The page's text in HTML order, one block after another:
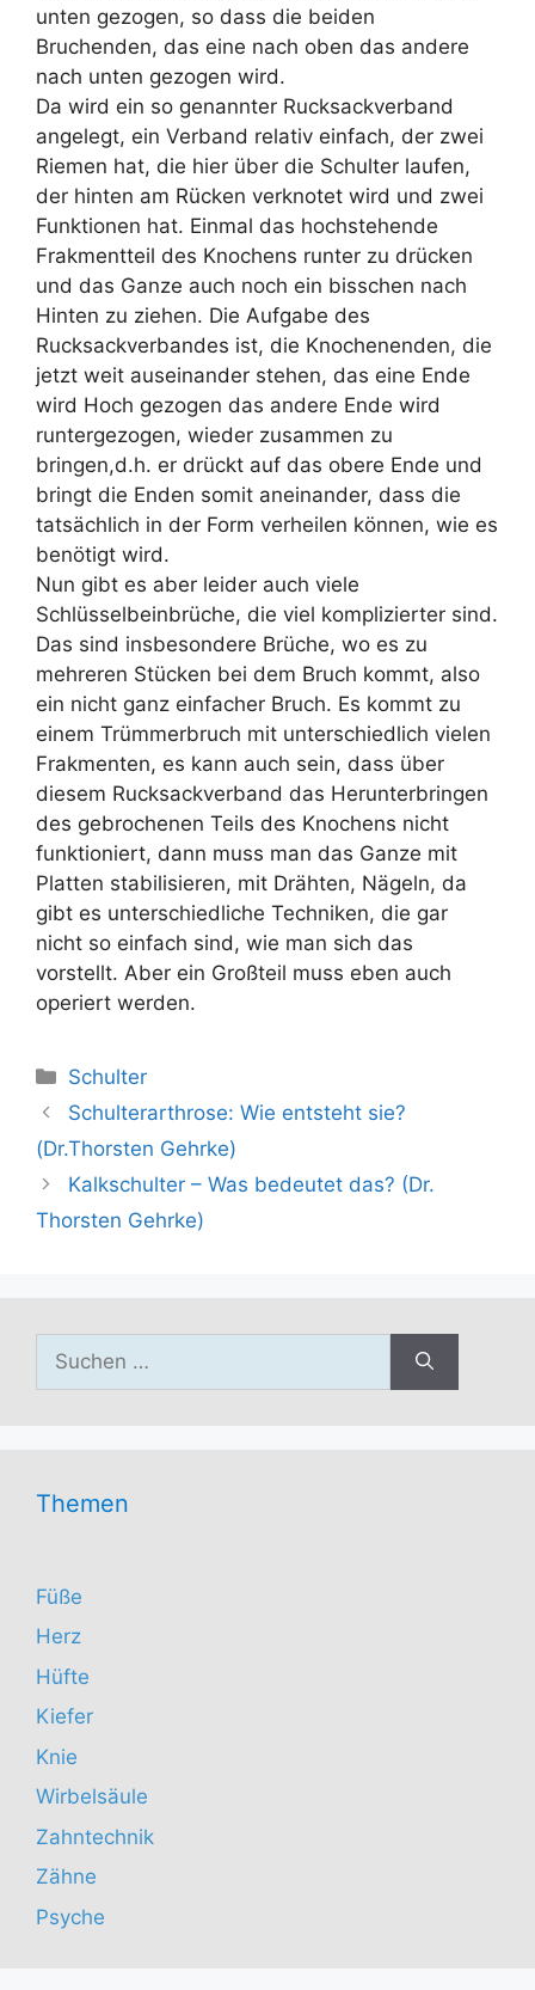
unten gezogen, so dass die beiden
Bruchenden, das eine nach oben das andere
nach unten gezogen wird.
Da wird ein so genannter Rucksackverband
angelegt, ein Verband relativ einfach, der zwei
Riemen hat, die hier über die Schulter laufen,
der hinten am Rücken verknotet wird und zwei
Funktionen hat. Einmal das hochstehende
Frakmentteil des Knochens runter zu drücken
und das Ganze auch noch ein bisschen nach
Hinten zu ziehen. Die Aufgabe des
Rucksackverbandes ist, die Knochenenden, die
jetzt weit auseinander stehen, das eine Ende
wird Hoch gezogen das andere Ende wird
runtergezogen, wieder zusammen zu
bringen,d.h. er drückt auf das obere Ende und
bringt die Enden somit aneinander, dass die
tatsächlich in der Form verheilen können, wie es
benötigt wird.
Nun gibt es aber leider auch viele
Schlüsselbeinbrüche, die viel komplizierter sind.
Das sind insbesondere Brüche, wo es zu
mehreren Stücken bei dem Bruch kommt, also
ein nicht ganz einfacher Bruch. Es kommt zu
einem Trümmerbruch mit unterschiedlich vielen
Frakmenten, es kann auch sein, dass über
diesem Rucksackverband das Herunterbringen
des gebrochenen Teils des Knochens nicht
funktioniert, dann muss man das Ganze mit
Platten stabilisieren, mit Drähten, Nägeln, da
gibt es unterschiedliche Techniken, die gar
nicht so einfach sind, wie man sich das
vorstellt. Aber ein Großteil muss eben auch
operiert werden.
Kategorien
Schulter
Schulterarthrose: Wie entsteht sie?
(Dr.Thorsten Gehrke)
Kalkschulter – Was bedeutet das? (Dr.
Thorsten Gehrke)
nach:
Themen
Füße
Herz
Hüfte
Kiefer
Knie
Wirbelsäule
Zahntechnik
Zähne
Psyche